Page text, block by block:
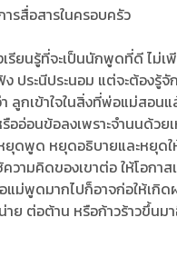
รียนรู้ที่จะเป็นนักพูดที่ดี ไม่เ
ระนีประนอม แต่จะต้องรู้จั
ลูกเข้าใจในสิ่งที่พ่อแม่สอน
ออ่อนข้อลงเพราะจำนนด้ว
ยุดพูด หยุดอธิบายและหยุดใ
ความคิดของเขาต่อ ให้โอก
แม่พูดมากไปก็อาจก่อให้เกิด
าย ต่อต้าน หรือก้าวร้าวขึ้นม